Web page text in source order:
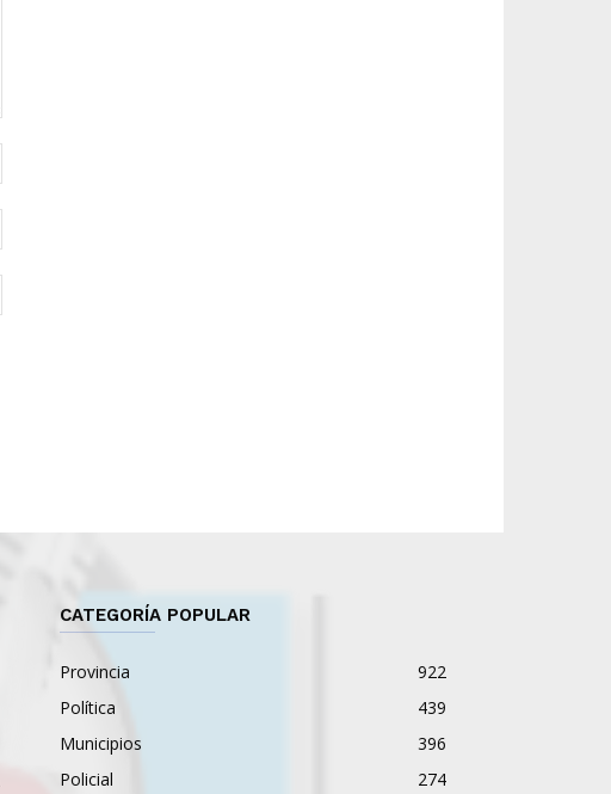
CATEGORÍA POPULAR
Provincia
922
Política
439
Municipios
396
Policial
274